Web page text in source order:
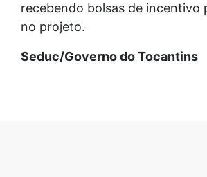
recebendo bolsas de incentivo
no projeto.
Seduc/Governo do Tocantins